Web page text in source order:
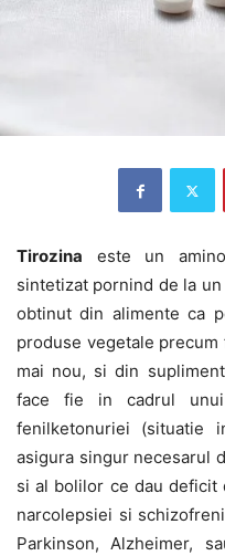
Tirozina este un
sintetizat pornind de la
obtinut din alimente ca
produse vegetale precum
mai nou, si din
face fie in cadrul
fenilketonuriei (situatie
asigura singur necesarul
si al bolilor ce dau deficit
narcolepsiei si
Parkinson, Alzheimer,